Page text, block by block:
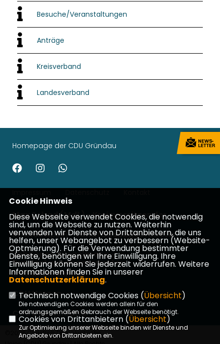
Besuche/Veranstaltungen
Anträge
Kreisverband
Landesverband
Homepage der CDU Gründau
Max Schad (MdL) - Kreisvorsitzender
Patrick Appel - Landtagsabgeordneter
Johannes Wiegelmann -
Bundestagsabgeordneter
CDU Main-Kinzig
CDU Hessen
CDU Deutschland
©2026 Christlich Demokratische
Cookie Hinweis
Diese Webseite verwendet Cookies, die notwendig
sind, um die Webseite zu nutzen. Weiterhin
verwenden wir Dienste von Drittanbietern, die uns
helfen, unser Webangebot zu verbessern (Website-
Optmierung). Für die Verwendung bestimmter
Dienste, benötigen wir Ihre Einwilligung. Ihre
Einwilligung können Sie jederzeit widerrufen. Weitere
Informationen finden Sie in unserer
Datenschutzerklärung.
Technisch notwendige Cookies (Übersicht)
Die notwendigen Cookies werden allein für den
ordnungsgemäßen Gebrauch der Webseite benötigt.
Cookies von Drittanbietern (Übersicht)
Zur Optimierung unserer Webseite binden wir Dienste und
Angebote von Drittanbietern ein.